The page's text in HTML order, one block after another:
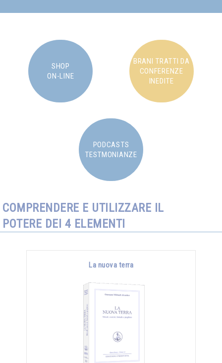
SHOP
ON-LINE
BRANI TRATTI DA
CONFERENZE
INEDITE
PODCASTS
TESTMONIANZE
COMPRENDERE E UTILIZZARE IL
POTERE DEI 4 ELEMENTI
La nuova terra